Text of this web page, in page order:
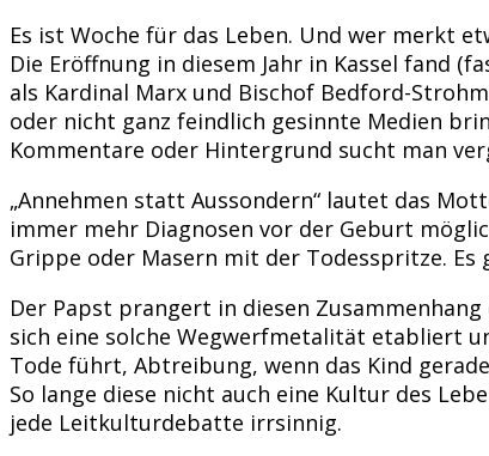
Es ist Woche für das Leben. Und wer merkt
Die Eröffnung in diesem Jahr in Kassel fand
als Kardinal Marx und Bischof Bedford-
oder nicht ganz feindlich gesinnte Medien
Kommentare oder Hintergrund sucht man
„Annehmen statt Aussondern“ lautet das
immer mehr Diagnosen vor der Geburt
Grippe oder Masern mit der Todesspritze.
Der Papst prangert in diesen
sich eine solche Wegwerfmetalität etabliert
Tode führt, Abtreibung, wenn das Kind
So lange diese nicht auch eine Kultur des
jede Leitkulturdebatte irrsinnig.